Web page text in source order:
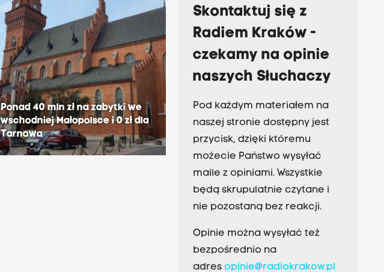
Ponad 40 mln zł na zabytki we
wschodniej Małopolsce i 0 zł dla
Tarnowa
Skontaktuj się z
Radiem Kraków -
czekamy na opinie
naszych Słuchaczy
Pod każdym materiałem na
naszej stronie dostępny jest
przycisk, dzięki któremu
możecie Państwo wysyłać
maile z opiniami. Wszystkie
będą skrupulatnie czytane i
nie pozostaną bez reakcji.
Opinie można wysyłać też
bezpośrednio na
adres opinie@radiokrakow.pl